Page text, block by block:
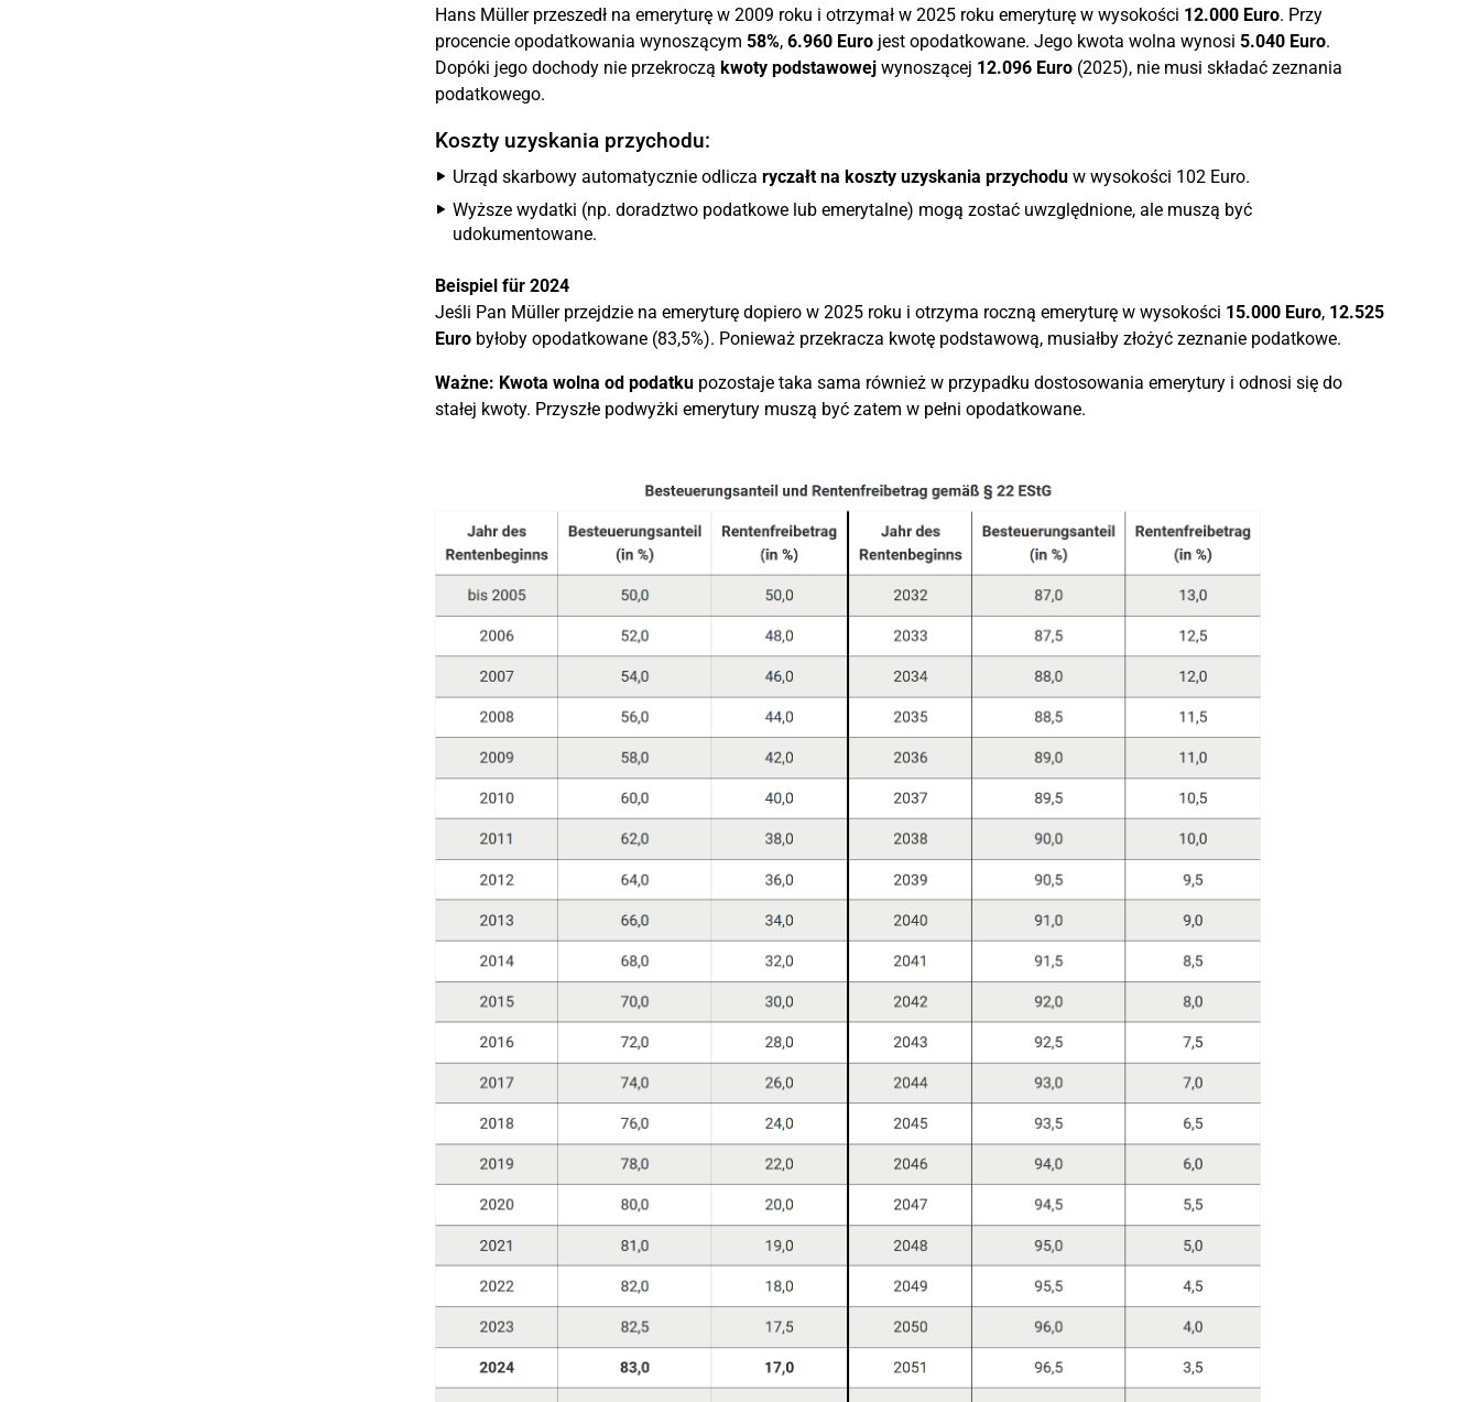
Hans Müller przeszedł na emeryturę w 2009 roku i otrzymał w 2025 roku emeryturę w wysokości 12.000 Euro. Przy
procencie opodatkowania wynoszącym 58%, 6.960 Eurojest opodatkowane. Jego kwota wolna wynosi 5.040 Euro.
Dopóki jego dochody nie przekroczą kwoty podstawowejwynoszącej 12.096 Euro(2025), nie musi składać zeznania
podatkowego.
Koszty uzyskania przychodu:
Urząd skarbowy automatycznie odlicza ryczałt na koszty uzyskania przychoduw wysokości 102 Euro.
Wyższe wydatki (np. doradztwo podatkowe lub emerytalne) mogą zostać uwzględnione, ale muszą być
udokumentowane.
Beispiel für 2024
Jeśli Pan Müller przejdzie na emeryturę dopiero w 2025 roku i otrzyma roczną emeryturę w wysokości 15.000 Euro, 12.525
Eurobyłoby opodatkowane (83,5%). Ponieważ przekracza kwotę podstawową, musiałby złożyć zeznanie podatkowe.
Ważne: Kwota wolna od podatkupozostaje taka sama również w przypadku dostosowania emerytury i odnosi się do
stałej kwoty. Przyszłe podwyżki emerytury muszą być zatem w pełni opodatkowane.